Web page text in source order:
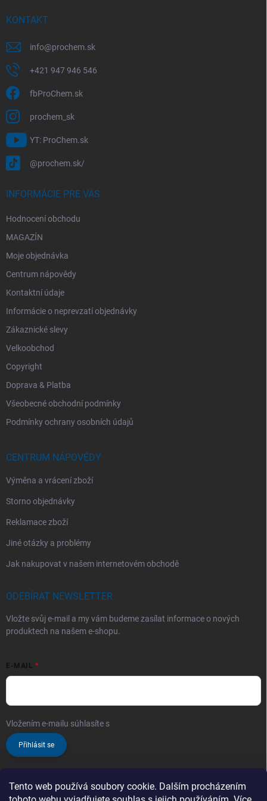
Tento web používá soubory cookie. Dalším procházením
KONTAKT
info@prochem.sk
+421 947 946 546
fbProChem.sk
prochem_sk
YT: ProChem.sk
@prochem.sk/
INFORMÁCIE PRE VÁS
Hodnocení obchodu
MAGAZÍN
Moje objednávka
Centrum nápovědy
Kontaktní údaje
Informácie o neprevzatí objednávky
Zákaznické slevy
Velkoobchod
Copyright
Doprava & Platba
Všeobecné obchodní podmínky
Podmínky ochrany osobních údajů
CENTRUM NÁPOVĚDY
Výměna a vrácení zboží
Storno objednávky
Reklamace zboží
Jiné otázky a problémy
Jak nakupovat v našem internetovém obchodě
ODEBÍRAT NEWSLETTER
Vložte svůj e-mail a my vám budeme zasílat informace o nových
produktech na našem e-shopu.
E-MAIL
Vložením e-mailu súhlasíte s
Přihlásit se